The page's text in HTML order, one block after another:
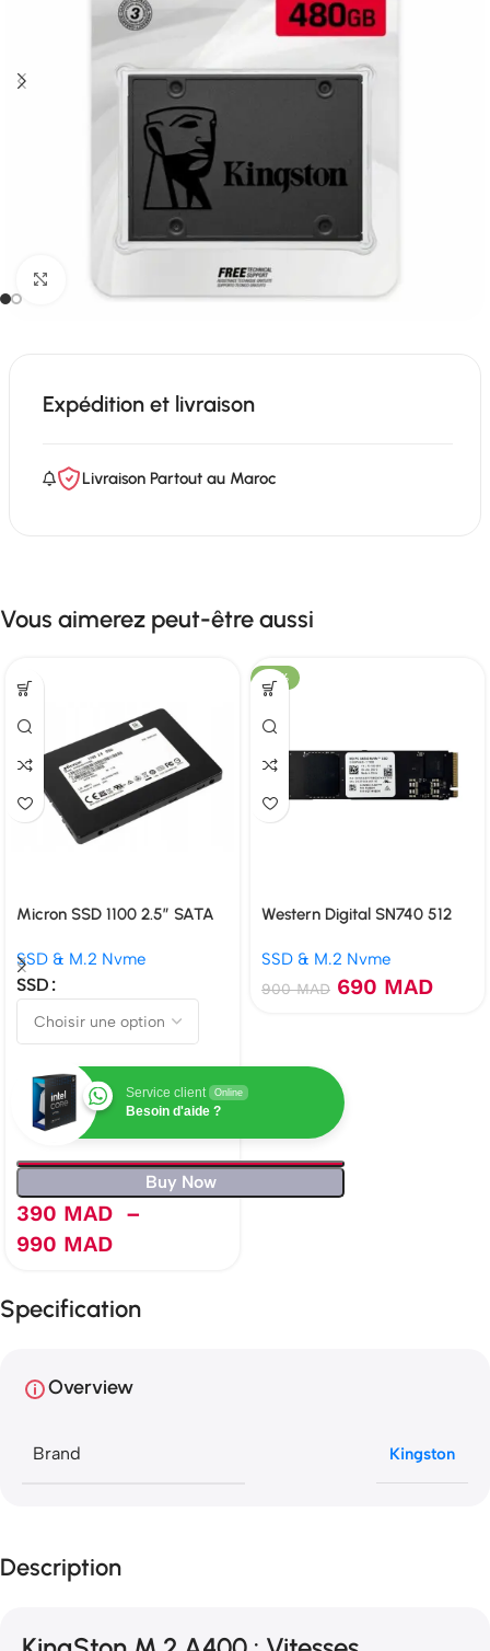
Expédition et livraison
Livraison Partout au Maroc
Vous aimerez peut-être aussi
Micron SSD 1100 2.5″ SATA
SSD & M.2 Nvme
SSD
Service client Online
Besoin d'aide ?
Buy Now
390 MAD –
990 MAD
-23%
Western Digital SN740 512
SSD & M.2 Nvme
900MAD 690 MAD
Specification
Overview
Brand Kingston
Description